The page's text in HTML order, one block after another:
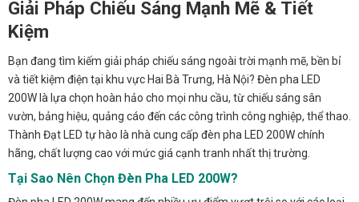
Giải Pháp Chiếu Sáng Mạnh Mẽ & Tiết
Kiệm
Bạn đang tìm kiếm giải pháp chiếu sáng ngoài trời mạnh mẽ, bền bỉ
và tiết kiệm điện tại khu vực Hai Bà Trưng, Hà Nội? Đèn pha LED
200W là lựa chọn hoàn hảo cho mọi nhu cầu, từ chiếu sáng sân
vườn, bảng hiệu, quảng cáo đến các công trình công nghiệp, thể thao.
Thành Đạt LED tự hào là nhà cung cấp đèn pha LED 200W chính
hãng, chất lượng cao với mức giá cạnh tranh nhất thị trường.
Tại Sao Nên Chọn Đèn Pha LED 200W?